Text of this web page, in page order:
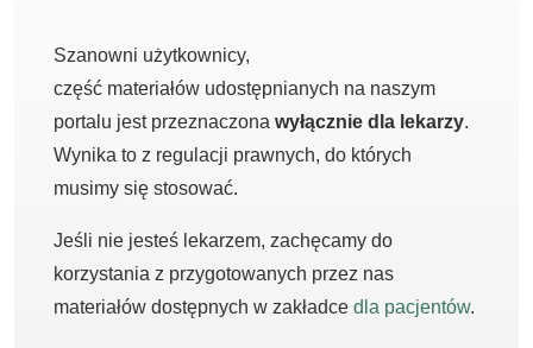
Szanowni użytkownicy,
część materiałów udostępnianych na naszym
portalu jest przeznaczona wyłącznie dla lekarzy.
Wynika to z regulacji prawnych, do których
musimy się stosować.
Jeśli nie jesteś lekarzem, zachęcamy do
korzystania z przygotowanych przez nas
materiałów dostępnych w zakładce dla pacjentów.